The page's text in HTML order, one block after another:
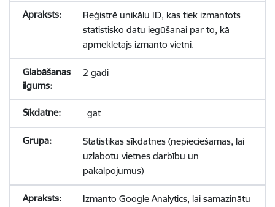
Reģistrē unikālu ID, kas tiek izmantots
statistisko datu iegūšanai par to, kā
apmeklētājs izmanto vietni.
2 gadi
_gat
Statistikas sīkdatnes (nepieciešamas, lai
uzlabotu vietnes darbību un
pakalpojumus)
Izmanto Google Analytics, lai samazinātu